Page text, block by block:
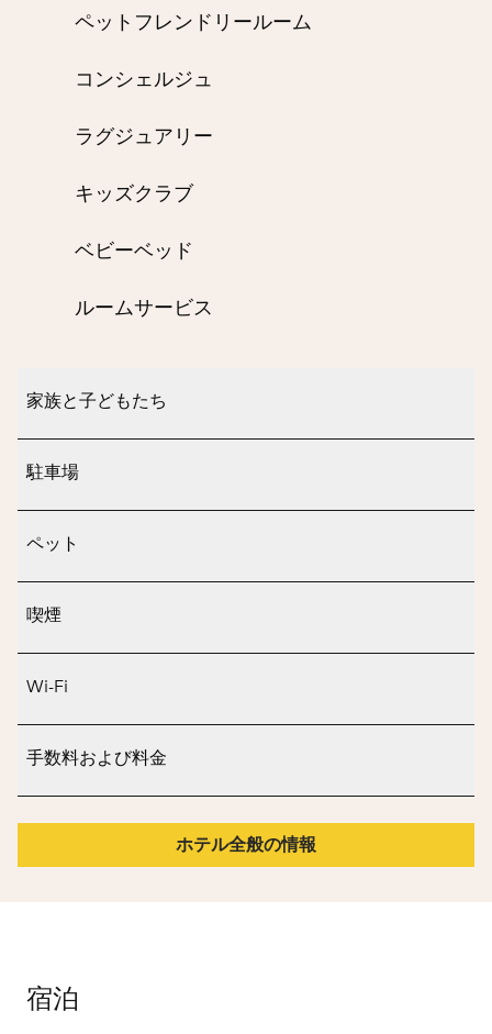
ペットフレンドリールーム
コンシェルジュ
ラグジュアリー
キッズクラブ
ベビーベッド
ルームサービス
家族と子どもたち
駐車場
ペット
喫煙
Wi-Fi
手数料および料金
ホテル全般の情報
宿泊